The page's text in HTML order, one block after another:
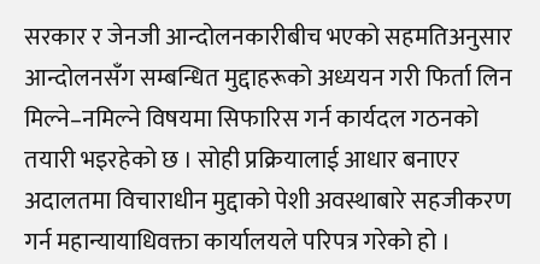
सरकार र जेनजी आन्दोलनकारीबीच भएको सहमतिअनुसार
आन्दोलनसँग सम्बन्धित मुद्दाहरूको अध्ययन गरी फिर्ता लिन
मिल्ने–नमिल्ने विषयमा सिफारिस गर्न कार्यदल गठनको
तयारी भइरहेको छ । सोही प्रक्रियालाई आधार बनाएर
अदालतमा विचाराधीन मुद्दाको पेशी अवस्थाबारे सहजीकरण
गर्न महान्यायाधिवक्ता कार्यालयले परिपत्र गरेको हो ।